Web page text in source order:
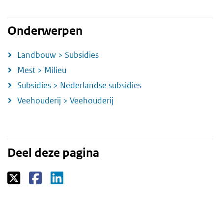
Onderwerpen
Landbouw > Subsidies
Mest > Milieu
Subsidies > Nederlandse subsidies
Veehouderij > Veehouderij
Deel deze pagina